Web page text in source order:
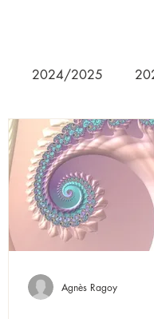
2024/2025
Agnès Ragoy